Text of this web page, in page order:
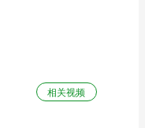
相关视频